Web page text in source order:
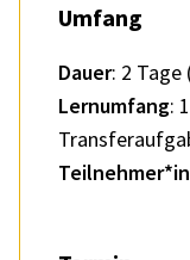
Umfang
Dauer: 2 Tage
Lern­um­fang: